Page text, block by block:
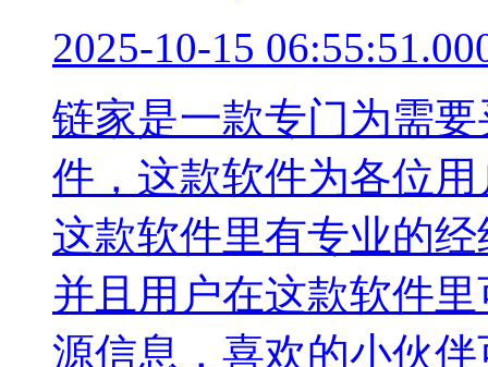
2025-10-15
链家是一款专门为需
件，这款软件为各位
这款软件里有专业的
并且用户在这款软件
源信息，喜欢的小伙